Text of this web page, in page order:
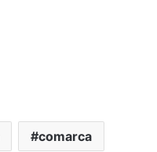
comarca